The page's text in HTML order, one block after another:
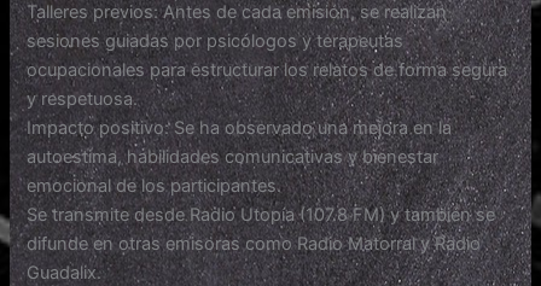
Talleres previos: Antes de cada emisión, se realizan
sesiones guiadas por psicólogos y terapeutas
ocupacionales para estructurar los relatos de forma segura
y respetuosa.
Impacto positivo: Se ha observado una mejora en la
autoestima, habilidades comunicativas y bienestar
emocional de los participantes.
Se transmite desde Radio Utopía (107.8 FM) y también se
difunde en otras emisoras como Radio Matorral y Radio
Guadalix.